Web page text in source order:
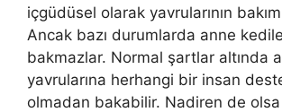
içgüdüsel olarak yavrularının
Ancak bazı durumlarda anne
bakmazlar. Normal şartlar altında
yavrularına herhangi bir insan
olmadan bakabilir. Nadiren de